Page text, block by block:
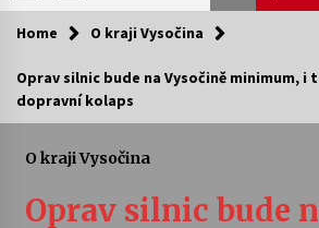
Kam za kulturou?
Vernisáž výstavy Josefíny
Home O kraji Vysočina
Oprav silnic bude na Vysočině minimum, i
dopravní kolaps
O kraji Vysočina
Oprav silnic bude